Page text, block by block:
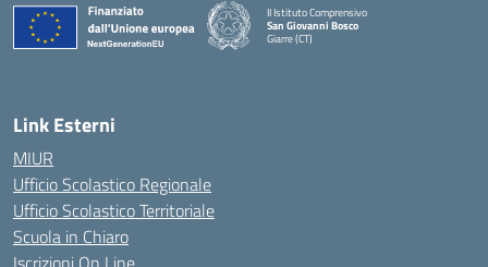
II Istituto Comprensivo
San Giovanni Bosco
Giarre (CT)
Link Esterni
MIUR
Ufficio Scolastico Regionale
Ufficio Scolastico Territoriale
Scuola in Chiaro